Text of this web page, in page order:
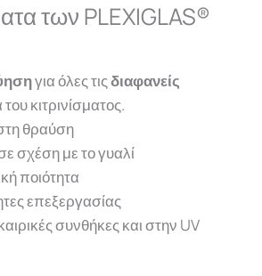
των PLEXIGLAS®
για όλες τιςδιαφανείς
κιτρινίσματος.
θραύση
σχέση με το γυαλί
ποιότητα
επεξεργασίας
συνθήκες και στην UV